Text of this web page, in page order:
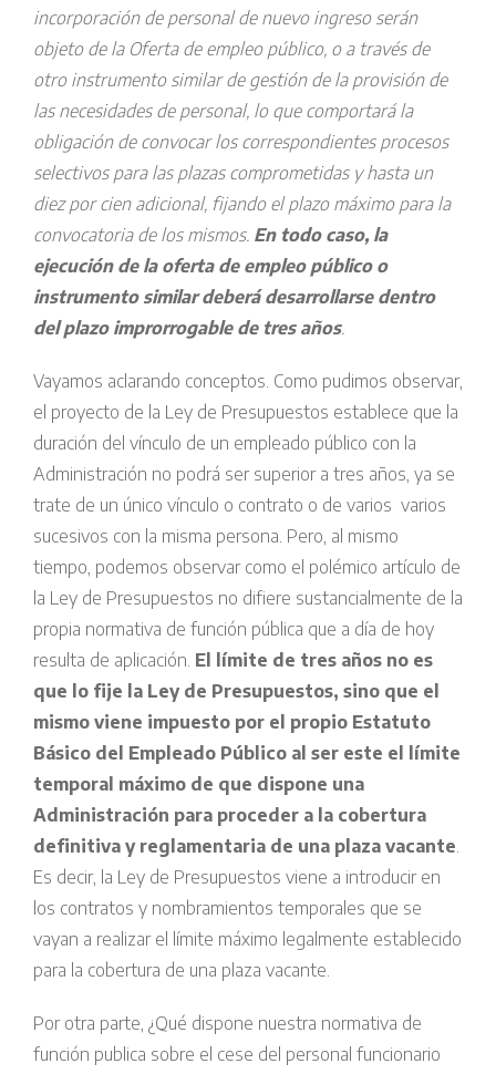
incorporación de personal de nuevo ingreso serán
objeto de la Oferta de empleo público, o a través de
otro instrumento similar de gestión de la provisión de
las necesidades de personal, lo que comportará la
obligación de convocar los correspondientes procesos
selectivos para las plazas comprometidas y hasta un
diez por cien adicional, fijando el plazo máximo para la
convocatoria de los mismos. En todo caso, la
ejecución de la oferta de empleo público o
instrumento similar deberá desarrollarse dentro
del plazo improrrogable de tres años.
Vayamos aclarando conceptos. Como pudimos observar,
el proyecto de la Ley de Presupuestos establece que la
duración del vínculo de un empleado público con la
Administración no podrá ser superior a tres años, ya se
trate de un único vínculo o contrato o de varios varios
sucesivos con la misma persona. Pero, al mismo
tiempo, podemos observar como el polémico artículo de
la Ley de Presupuestos no difiere sustancialmente de la
propia normativa de función pública que a día de hoy
resulta de aplicación. El límite de tres años no es
que lo fije la Ley de Presupuestos, sino que el
mismo viene impuesto por el propio Estatuto
Básico del Empleado Público al ser este el límite
temporal máximo de que dispone una
Administración para proceder a la cobertura
definitiva y reglamentaria de una plaza vacante.
Es decir, la Ley de Presupuestos viene a introducir en
los contratos y nombramientos temporales que se
vayan a realizar el límite máximo legalmente establecido
para la cobertura de una plaza vacante.
Por otra parte, ¿Qué dispone nuestra normativa de
función publica sobre el cese del personal funcionario